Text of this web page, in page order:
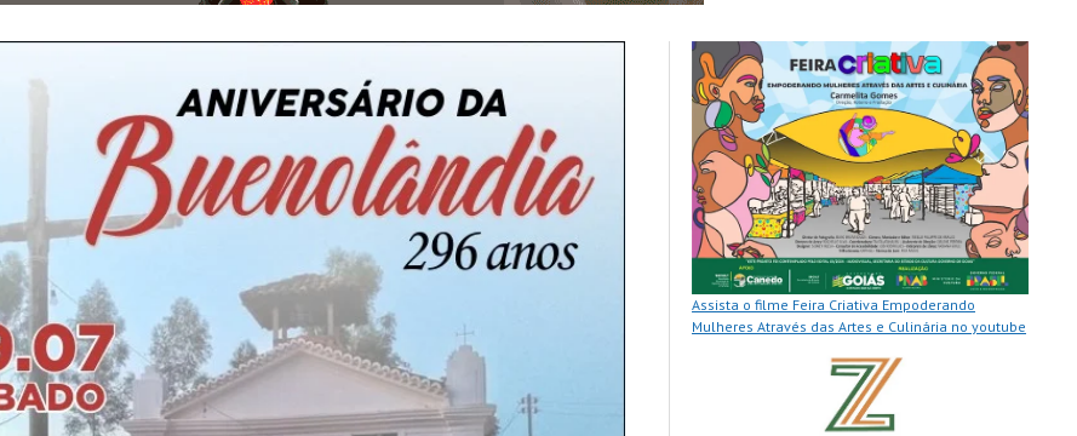
Assista o filme Feira Criativa Empoderando
Mulheres Através das Artes e Culinária no youtube